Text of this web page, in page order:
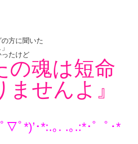
方に聞いた
たけど
の魂は短命
せんよ』
▽ﾟ*)’･*:.｡. .｡.:*･゜ﾟ･*